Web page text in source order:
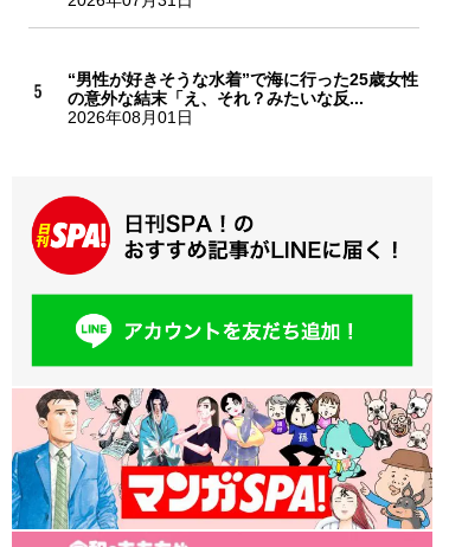
“男性が好きそうな水着”で海に行った25歳女性
の意外な結末「え、それ？みたいな反...
2026年08月01日